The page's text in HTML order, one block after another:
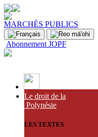
MARCHÉS PUBLICS
Abonnement JOPF
Le droit de la
Polynésie
LES TEXTES